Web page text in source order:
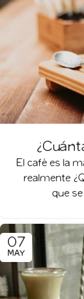
El café es la
realmente
que
07
MAY